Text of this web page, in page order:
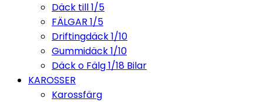
Däck till 1/5
FÄLGAR 1/5
Driftingdäck 1/10
Gummidäck 1/10
Däck o Fälg 1/18 Bilar
KAROSSER
Karossfärg